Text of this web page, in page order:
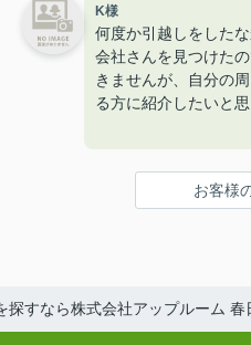
K様
何度か引越しをした
会社さんを見つけた
きませんが、自分の
る方に紹介したいと
他の大手仲介会社で
関して管理会社や大
元でも聞いてくれる
また入居費用の調整
も相談しながら納得
お客様
探すなら株式会社アップルーム 春